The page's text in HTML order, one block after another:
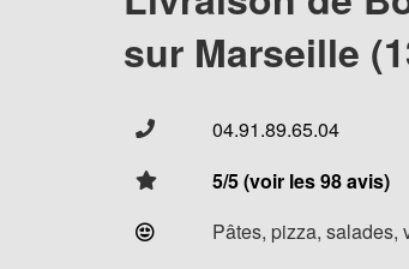
sur Marseille
04.91.89.65.04
5/5 (voir les 98 avis)
Pâtes, pizza, salades,